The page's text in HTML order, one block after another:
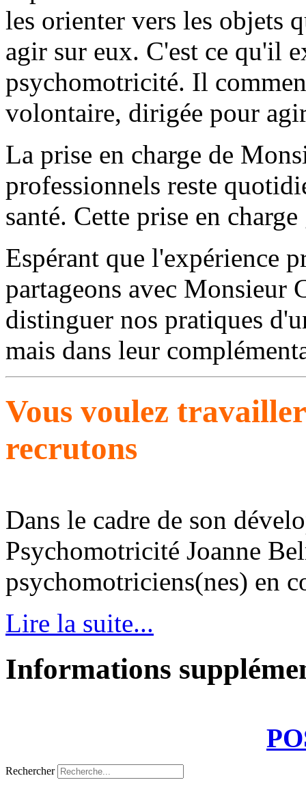
les orienter vers les objets
agir sur eux. C'est ce qu'il
psychomotricité. Il
volontaire, dirigée pour
La prise en charge de
professionnels reste
santé. Cette prise en
Espérant que l'expérience
partageons avec Monsieur
distinguer nos pratiques
mais dans leur
Vous voulez
recrutons
Dans le cadre de son
Psychomotricité Joanne
psychomotriciens(nes) en
Lire la suite...
Informations
Rechercher